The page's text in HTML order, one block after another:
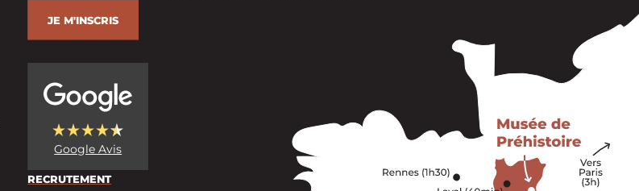
JE M'INSCRIS
Google Avis
RECRUTEMENT